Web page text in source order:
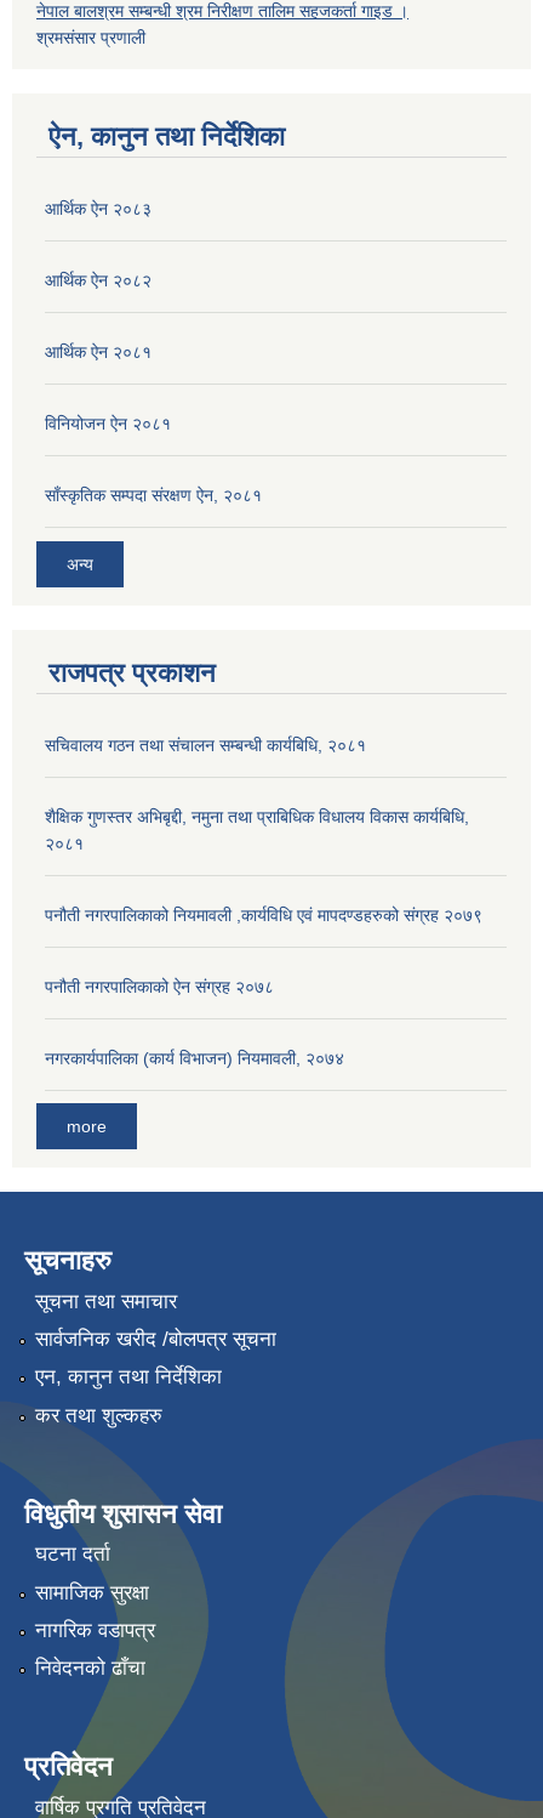
नेपाल बालश्रम सम्बन्धी श्रम निरीक्षण तालिम सहजकर्ता गाइड ।
श्रमसंसार प्रणाली
ऐन, कानुन तथा निर्देशिका
आर्थिक ऐन २०८३
आर्थिक ऐन २०८२
आर्थिक ऐन २०८१
विनियोजन ऐन २०८१
साँस्कृतिक सम्पदा संरक्षण ऐन, २०८१
अन्य
राजपत्र प्रकाशन
सचिवालय गठन तथा संचालन सम्बन्धी कार्यबिधि, २०८१
शैक्षिक गुणस्तर अभिबृद्दी, नमुना तथा प्राबिधिक विधालय विकास कार्यबिधि,
२०८१
पनौती नगरपालिकाको नियमावली ,कार्यविधि एवं मापदण्डहरुको संग्रह २०७९
पनौती नगरपालिकाको ऐन संग्रह २०७८
नगरकार्यपालिका (कार्य विभाजन) नियमावली, २०७४
more
सूचनाहरु
सूचना तथा समाचार
सार्वजनिक खरीद /बोलपत्र सूचना
एन, कानुन तथा निर्देशिका
कर तथा शुल्कहरु
विधुतीय शुसासन सेवा
घटना दर्ता
सामाजिक सुरक्षा
नागरिक वडापत्र
निवेदनको ढाँचा
प्रतिवेदन
वार्षिक प्रगति प्रतिवेदन